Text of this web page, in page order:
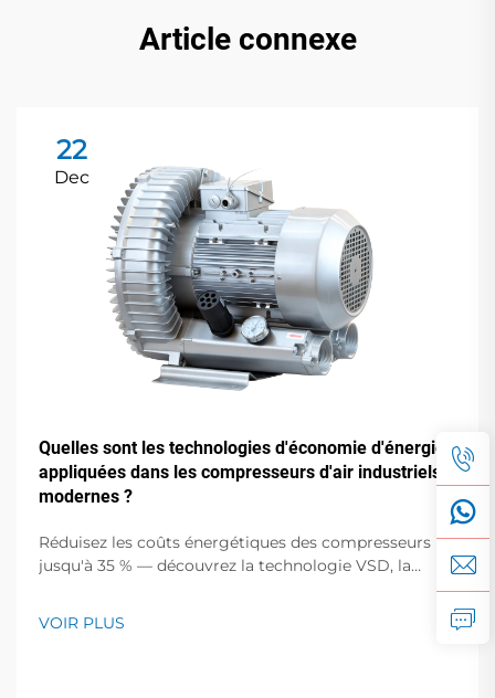
Article connexe
22
Dec
Quelles sont les technologies d'économie d'énergie
appliquées dans les compresseurs d'air industriels
modernes ?
Réduisez les coûts énergétiques des compresseurs
jusqu'à 35 % — découvrez la technologie VSD, la
récupération de chaleur, les commandes intelligentes
éprouvées en matière d'efficacité pour les fabricants.
VOIR PLUS